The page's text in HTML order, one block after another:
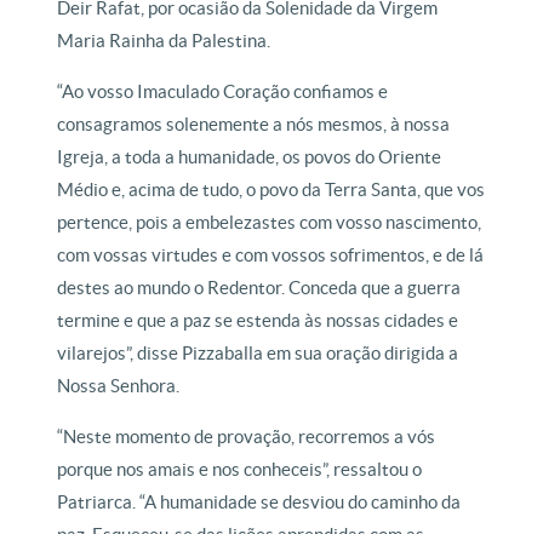
Deir Rafat, por ocasião da Solenidade da Virgem
Maria Rainha da Palestina.
“Ao vosso Imaculado Coração confiamos e
consagramos solenemente a nós mesmos, à nossa
Igreja, a toda a humanidade, os povos do Oriente
Médio e, acima de tudo, o povo da Terra Santa, que vos
pertence, pois a embelezastes com vosso nascimento,
com vossas virtudes e com vossos sofrimentos, e de lá
destes ao mundo o Redentor. Conceda que a guerra
termine e que a paz se estenda às nossas cidades e
vilarejos”, disse Pizzaballa em sua oração dirigida a
Nossa Senhora.
“Neste momento de provação, recorremos a vós
porque nos amais e nos conheceis”, ressaltou o
Patriarca. “A humanidade se desviou do caminho da